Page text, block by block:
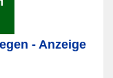
- Anzeige